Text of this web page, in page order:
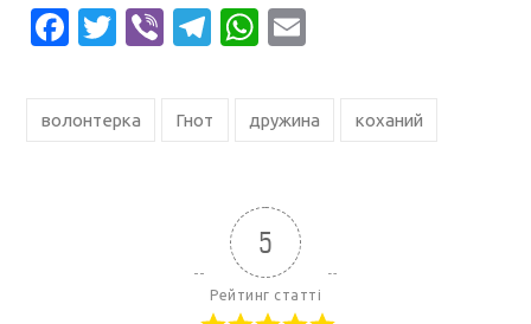
Facebook
Twitter
ViberTelegram
WhatsApp
волонтерка Гнот дружина коханий
5
Рейтинг статті